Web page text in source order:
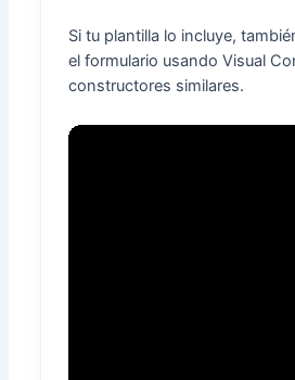
Si tu plantilla lo incluye,
el formulario usando Visual
constructores similares.